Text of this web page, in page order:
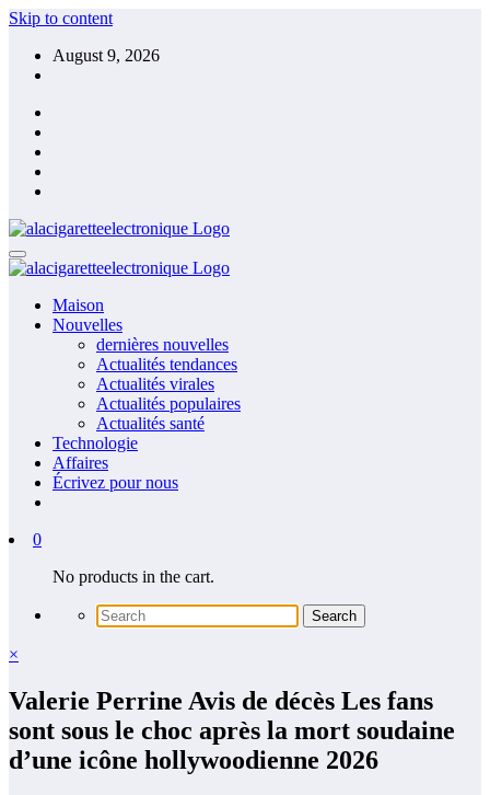
Skip to content
August 9, 2026
Maison
Nouvelles
dernières nouvelles
Actualités tendances
Actualités virales
Actualités populaires
Actualités santé
Technologie
Affaires
Écrivez pour nous
0
No products in the cart.
×
Valerie Perrine Avis de décès Les fans
sont sous le choc après la mort soudaine
d’une icône hollywoodienne 2026